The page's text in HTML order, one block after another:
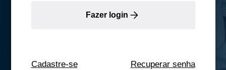
Fazer login
Cadastre-se Recuperar senha